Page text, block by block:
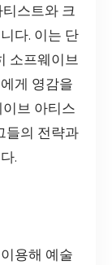
스트와 크
다. 이는 단
소프웨이브
게 영감을
브 아티스
들의 전략과
.
용해 예술